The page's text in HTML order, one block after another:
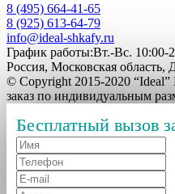
8 (495) 664-41-65
8 (925) 613-64-79
info@ideal-shkafy.ru
График работы:Вт.-Вс. 10:00-
Россия, Московская
© Copyright 2015-2020
заказ по индивидуальным
Бесплатный вызов